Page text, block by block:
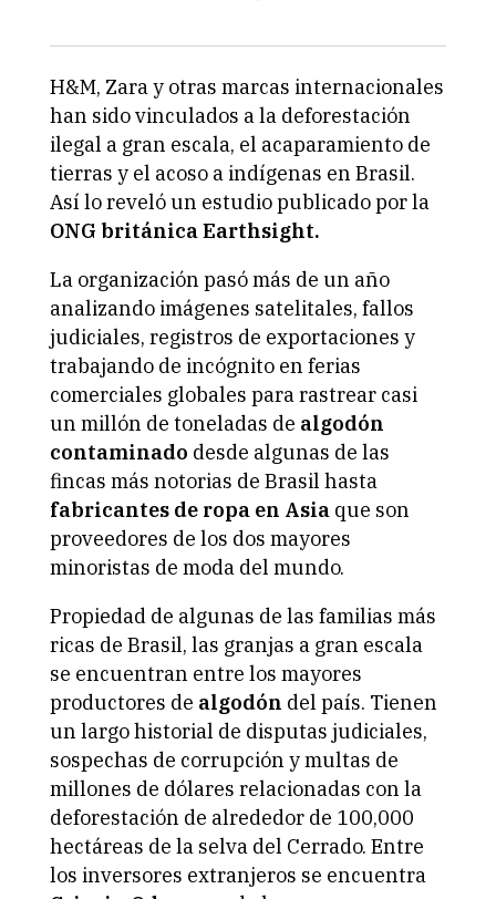
H&M, Zara y otras marcas internacionales
han sido vinculados a la deforestación
ilegal a gran escala, el acaparamiento de
tierras y el acoso a indígenas en Brasil.
Así lo reveló un estudio publicado por la
ONG británica Earthsight.
La organización pasó más de un año
analizando imágenes satelitales, fallos
judiciales, registros de exportaciones y
trabajando de incógnito en ferias
comerciales globales para rastrear casi
un millón de toneladas de algodón
contaminado desde algunas de las
fincas más notorias de Brasil hasta
fabricantes de ropa en Asia que son
proveedores de los dos mayores
minoristas de moda del mundo.
Propiedad de algunas de las familias más
ricas de Brasil, las granjas a gran escala
se encuentran entre los mayores
productores de algodón del país. Tienen
un largo historial de disputas judiciales,
sospechas de corrupción y multas de
millones de dólares relacionadas con la
deforestación de alrededor de 100,000
hectáreas de la selva del Cerrado. Entre
los inversores extranjeros se encuentra